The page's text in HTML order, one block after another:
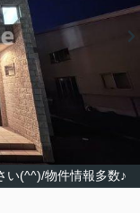
い(^^)/物件情報多数♪